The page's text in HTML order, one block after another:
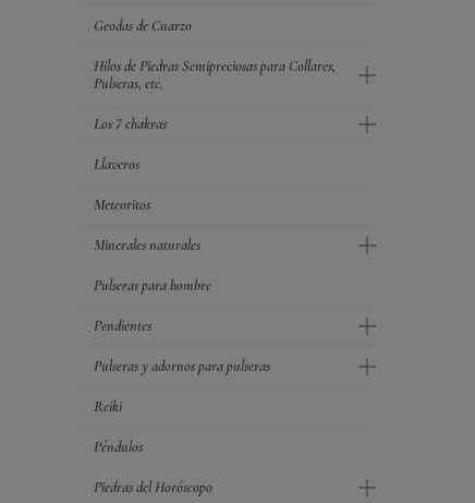
Geodas de Cuarzo
Hilos de Piedras Semipreciosas para Collares,
Pulseras, etc.
Los 7 chakras
Llaveros
Meteoritos
Minerales naturales
Pulseras para hombre
Pendientes
Pulseras y adornos para pulseras
Reiki
Péndulos
Piedras del Horóscopo